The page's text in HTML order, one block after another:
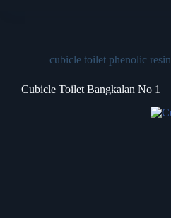
cubicle toilet phenolic resin
Cubicle Toilet Bangkalan No 1